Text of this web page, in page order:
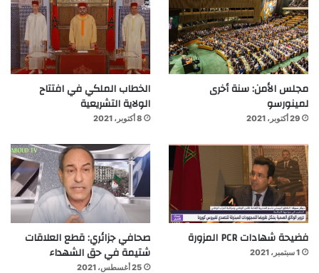
مجلس الأمن: سنة أخرى
لمينورسو
29 أكتوبر، 2021
الخطاب الملكي في افتتاح
الولاية التشريعية
8 أكتوبر، 2021
فضيحة شهادات PCR المزورة
1 سبتمبر، 2021
صحافي جزائري: قطع العلاقات
شتيمة في حق الشهداء
25 أغسطس، 2021